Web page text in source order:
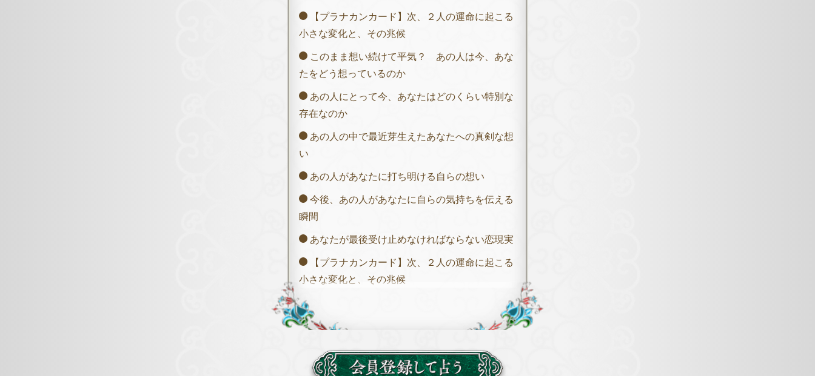
【プラナカンカード】次、２人の運命に起こる
小さな変化と、その兆候
このまま想い続けて平気？ あの人は今、あな
たをどう想っているのか
あの人にとって今、あなたはどのくらい特別な
存在なのか
あの人の中で最近芽生えたあなたへの真剣な想
い
あの人があなたに打ち明ける自らの想い
今後、あの人があなたに自らの気持ちを伝える
瞬間
あなたが最後受け止めなければならない恋現実
【プラナカンカード】次、２人の運命に起こる
小さな変化と、その兆候